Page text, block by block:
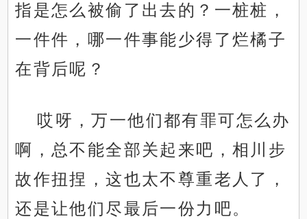
指是怎么被偷了出去的？一桩桩，
一件件，哪一件事能少得了烂橘子
在背后呢？
哎呀，万一他们都有罪可怎么办
啊，总不能全部关起来吧，相川步
故作扭捏，这也太不尊重老人了，
还是让他们尽最后一份力吧。